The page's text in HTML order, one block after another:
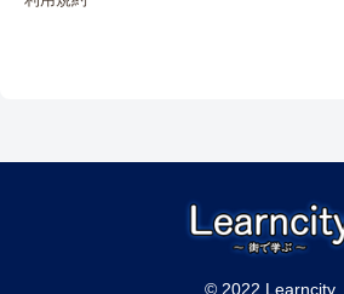
© 2022 Learncity.